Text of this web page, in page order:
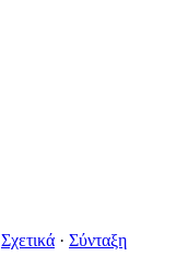
Σχετικά · Σύνταξη